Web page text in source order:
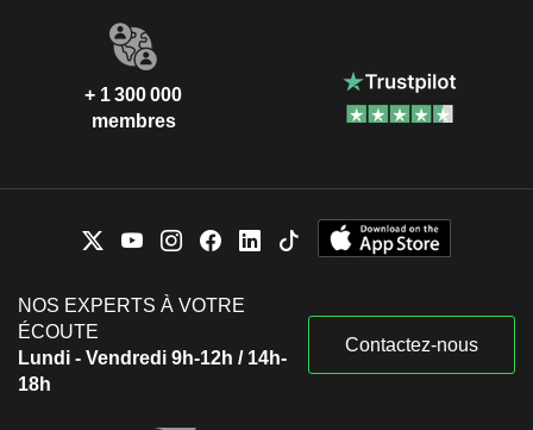
+ 1 300 000
membres
NOS EXPERTS À VOTRE
ÉCOUTE
Lundi - Vendredi 9h-12h / 14h-
18h
Contactez-nous